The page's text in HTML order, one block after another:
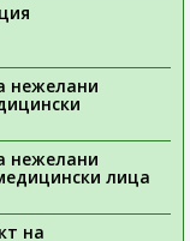
нежелани
нежелани
лица
на